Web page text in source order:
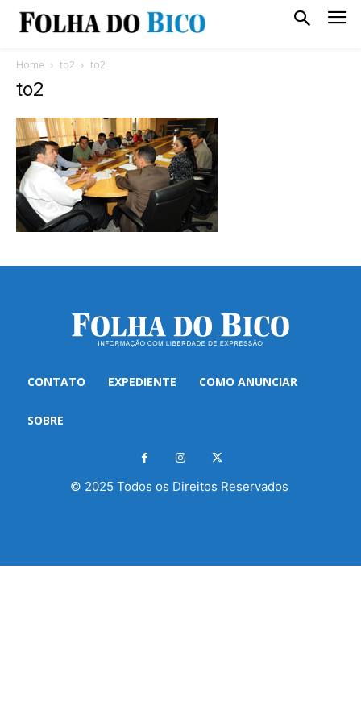
Home to2 to2
to2
CONTATO EXPEDIENTE COMO ANUNCIAR
SOBRE
© 2025 Todos os Direitos Reservados